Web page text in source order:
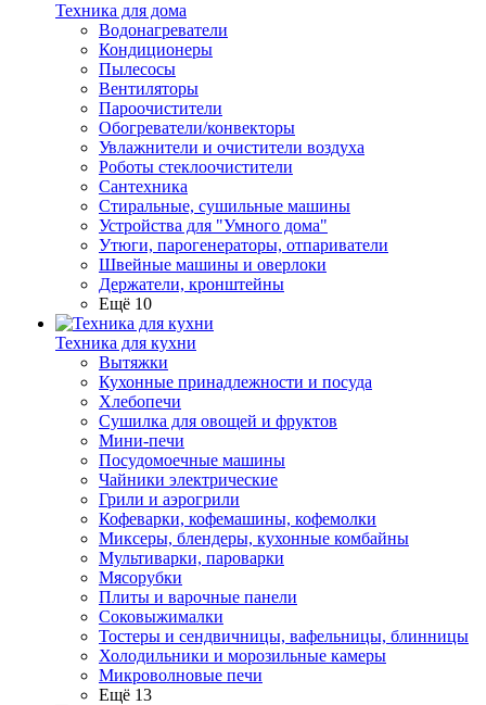
Техника для дома
Водонагреватели
Кондиционеры
Пылесосы
Вентиляторы
Пароочистители
Обогреватели/конвекторы
Увлажнители и очистители воздуха
Роботы стеклоочистители
Сантехника
Стиральные, сушильные машины
Устройства для "Умного дома"
Утюги, парогенераторы, отпариватели
Швейные машины и оверлоки
Держатели, кронштейны
Ещё 10
Техника для кухни
Вытяжки
Кухонные принадлежности и посуда
Хлебопечи
Сушилка для овощей и фруктов
Мини-печи
Посудомоечные машины
Чайники электрические
Грили и аэрогрили
Кофеварки, кофемашины, кофемолки
Миксеры, блендеры, кухонные комбайны
Мультиварки, пароварки
Мясорубки
Плиты и варочные панели
Соковыжималки
Тостеры и сендвичницы, вафельницы, блинницы
Холодильники и морозильные камеры
Микроволновые печи
Ещё 13